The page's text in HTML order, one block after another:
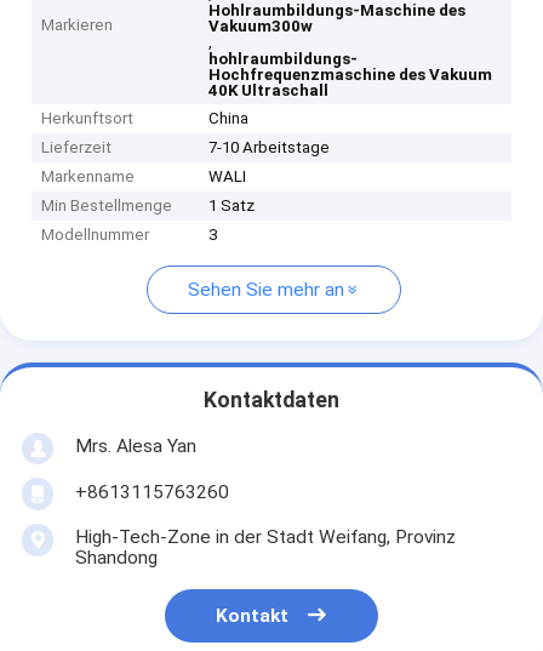
Markieren
Hohlraumbildungs-Maschine des
Vakuum300w
,
hohlraumbildungs-
Hochfrequenzmaschine des Vakuum
40K Ultraschall
Herkunftsort
China
Lieferzeit
7-10 Arbeitstage
Markenname
WALI
Min Bestellmenge
1 Satz
Modellnummer
3
Sehen Sie mehr an
Kontaktdaten
Mrs. Alesa Yan
+8613115763260
High-Tech-Zone in der Stadt Weifang, Provinz
Shandong
Kontakt